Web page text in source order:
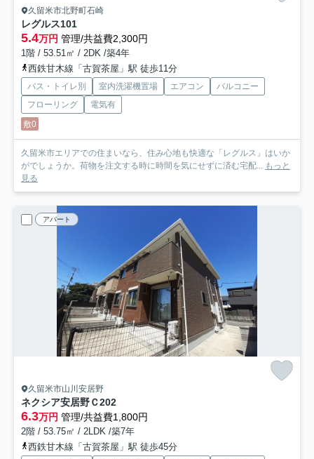
久留米市北野町石崎
レグルス101
5.4万円 管理/共益費2,300円
1階 / 53.51㎡ / 2DK /築4年
西鉄甘木線「古賀茶屋」駅 徒歩11分
バス・トイレ別 室内洗濯機置場 エアコン
バルコニー
フローリング
電気有
敷0
久留米市エリアでの住まいなら、住み心地も快適な「レグルス」はいか
がでしょうか。荷物を注文する時に時間を気にせずに済む宅配... もっと
見る
アパート
久留米市山川安居野
ネクシア安居野Ｃ202
6.3万円 管理/共益費1,800円
2階 / 53.75㎡ / 2LDK /築7年
西鉄甘木線「古賀茶屋」駅 徒歩45分